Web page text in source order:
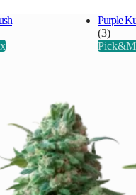
Purple
(3)